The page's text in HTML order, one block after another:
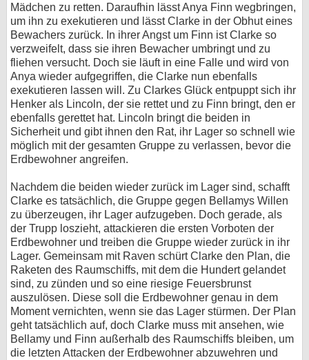
Mädchen zu retten. Daraufhin lässt Anya Finn wegbringen,
um ihn zu exekutieren und lässt Clarke in der Obhut eines
Bewachers zurück. In ihrer Angst um Finn ist Clarke so
verzweifelt, dass sie ihren Bewacher umbringt und zu
fliehen versucht. Doch sie läuft in eine Falle und wird von
Anya wieder aufgegriffen, die Clarke nun ebenfalls
exekutieren lassen will. Zu Clarkes Glück entpuppt sich ihr
Henker als Lincoln, der sie rettet und zu Finn bringt, den er
ebenfalls gerettet hat. Lincoln bringt die beiden in
Sicherheit und gibt ihnen den Rat, ihr Lager so schnell wie
möglich mit der gesamten Gruppe zu verlassen, bevor die
Erdbewohner angreifen.
Nachdem die beiden wieder zurück im Lager sind, schafft
Clarke es tatsächlich, die Gruppe gegen Bellamys Willen
zu überzeugen, ihr Lager aufzugeben. Doch gerade, als
der Trupp loszieht, attackieren die ersten Vorboten der
Erdbewohner und treiben die Gruppe wieder zurück in ihr
Lager. Gemeinsam mit Raven schürt Clarke den Plan, die
Raketen des Raumschiffs, mit dem die Hundert gelandet
sind, zu zünden und so eine riesige Feuersbrunst
auszulösen. Diese soll die Erdbewohner genau in dem
Moment vernichten, wenn sie das Lager stürmen. Der Plan
geht tatsächlich auf, doch Clarke muss mit ansehen, wie
Bellamy und Finn außerhalb des Raumschiffs bleiben, um
die letzten Attacken der Erdbewohner abzuwehren und